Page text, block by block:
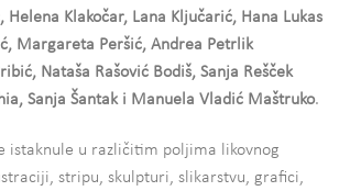
Helena Klakočar, Lana Ključarić, Hana Lukas
Margareta Peršić, Andrea Petrlik
Nataša Rašović Bodiš, Sanja Rešček
Sanja Šantak i Manuela Vladić Maštruko.
istaknule u različitim poljima likovnog
stripu, skulpturi, slikarstvu, grafici,